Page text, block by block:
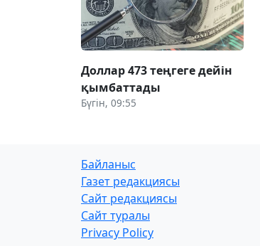
Доллар 473 теңгеге дейін
қымбаттады
Бүгін, 09:55
Байланыс
Газет редакциясы
Сайт редакциясы
Сайт туралы
Privacy Policy